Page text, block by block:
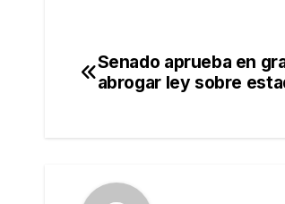
Navegación
Senado aprueba en
abrogar ley sobre